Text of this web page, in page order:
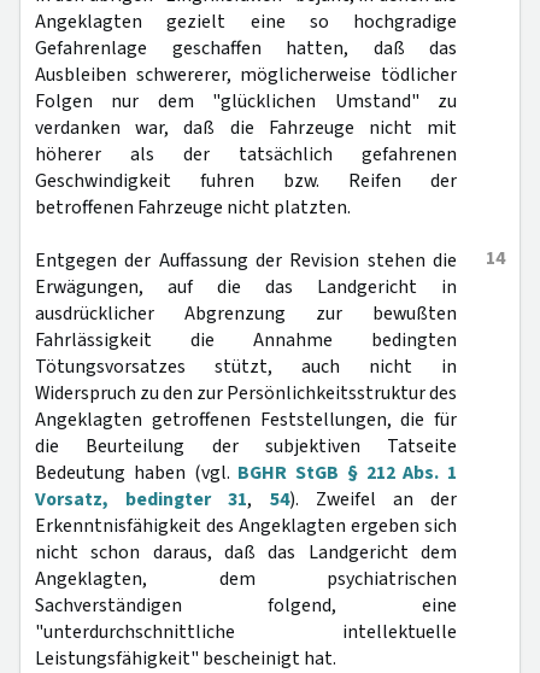
Angeklagten gezielt eine so hochgradige
Gefahrenlage geschaffen hatten, daß das
Ausbleiben schwererer, möglicherweise tödlicher
Folgen nur dem "glücklichen Umstand" zu
verdanken war, daß die Fahrzeuge nicht mit
höherer als der tatsächlich gefahrenen
Geschwindigkeit fuhren bzw. Reifen der
betroffenen Fahrzeuge nicht platzten.
14
Entgegen der Auffassung der Revision stehen die
Erwägungen, auf die das Landgericht in
ausdrücklicher Abgrenzung zur bewußten
Fahrlässigkeit die Annahme bedingten
Tötungsvorsatzes stützt, auch nicht in
Widerspruch zu den zur Persönlichkeitsstruktur des
Angeklagten getroffenen Feststellungen, die für
die Beurteilung der subjektiven Tatseite
Bedeutung haben (vgl. BGHR StGB § 212 Abs. 1
Vorsatz, bedingter 31, 54). Zweifel an der
Erkenntnisfähigkeit des Angeklagten ergeben sich
nicht schon daraus, daß das Landgericht dem
Angeklagten, dem psychiatrischen
Sachverständigen folgend, eine
"unterdurchschnittliche intellektuelle
Leistungsfähigkeit" bescheinigt hat.